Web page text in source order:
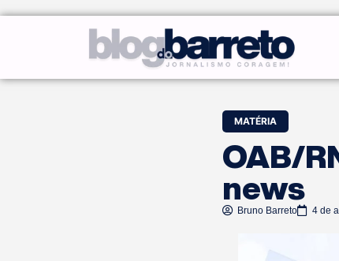
MATÉRIA
OAB/
news
Bruno Barreto 4 de